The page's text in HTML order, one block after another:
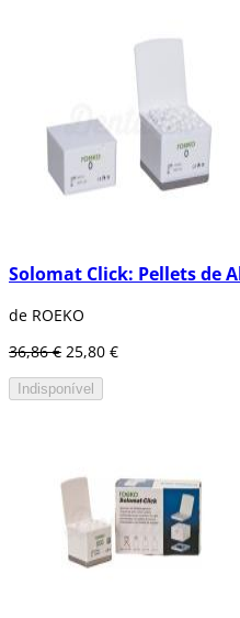
Solomat Click: Pellets de
de ROEKO
36,86 € 25,80 €
Indisponível